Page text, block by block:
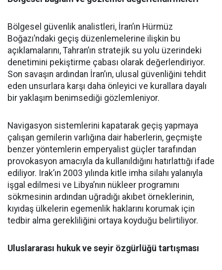
Bölgesel güvenlik analistleri, İran’ın Hürmüz
Boğazı’ndaki geçiş düzenlemelerine ilişkin bu
açıklamalarını, Tahran’ın stratejik su yolu üzerindeki
denetimini pekiştirme çabası olarak değerlendiriyor.
Son savaşın ardından İran’ın, ulusal güvenliğini tehdit
eden unsurlara karşı daha önleyici ve kurallara dayalı
bir yaklaşım benimsediği gözlemleniyor.
Navigasyon sistemlerini kapatarak geçiş yapmaya
çalışan gemilerin varlığına dair haberlerin, geçmişte
benzer yöntemlerin emperyalist güçler tarafından
provokasyon amacıyla da kullanıldığını hatırlattığı ifade
ediliyor. Irak’ın 2003 yılında kitle imha silahı yalanıyla
işgal edilmesi ve Libya’nın nükleer programını
sökmesinin ardından uğradığı akıbet örneklerinin,
kıyıdaş ülkelerin egemenlik haklarını korumak için
tedbir alma gerekliliğini ortaya koyduğu belirtiliyor.
Uluslararası hukuk ve seyir özgürlüğü tartışması